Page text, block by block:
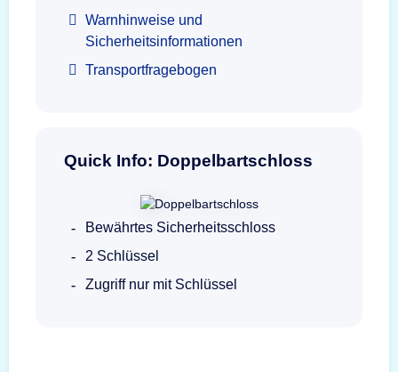
Warnhinweise und
Sicherheitsinformationen
Transportfragebogen
Quick Info: Doppelbartschloss
Bewährtes Sicherheitsschloss
2 Schlüssel
Zugriff nur mit Schlüssel